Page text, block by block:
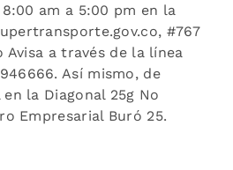
am a 5:00 pm en la
#767
Avisa a través de la línea
Así mismo, de
la Diagonal 25g No
Empresarial Buró 25.